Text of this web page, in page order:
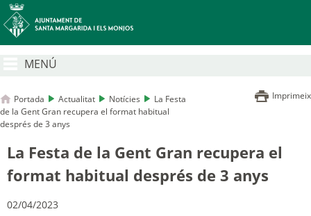
MENÚ
Portada Actualitat Notícies
La Festa
de la Gent Gran recupera el format habitual
després de 3 anys
Imprimeix
La Festa de la Gent Gran recupera el
format habitual després de 3 anys
02/04/2023